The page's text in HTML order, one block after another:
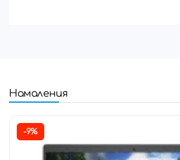
Намаления
-9%